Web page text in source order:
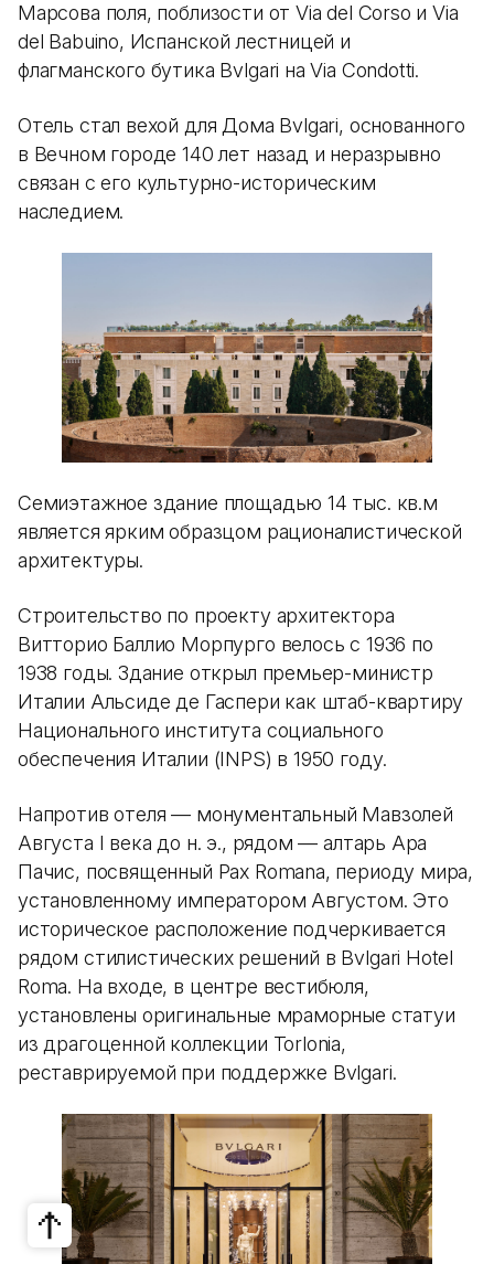
Марсова поля, поблизости от Via del Corso и Via
del Babuino, Испанской лестницей и
флагманского бутика Bvlgari на Via Condotti.
Отель стал вехой для Дома Bvlgari, основанного
в Вечном городе 140 лет назад и неразрывно
связан с его культурно-историческим
наследием.
Семиэтажное здание площадью 14 тыс. кв.м
является ярким образцом рационалистической
архитектуры.
Строительство по проекту архитектора
Витторио Баллио Морпурго велось с 1936 по
1938 годы. Здание открыл премьер-министр
Италии Альсиде де Гаспери как штаб-квартиру
Национального института социального
обеспечения Италии (INPS) в 1950 году.
Напротив отеля — монументальный Мавзолей
Августа I века до н. э., рядом — алтарь Ара
Пачис, посвященный Pax Romana, периоду мира,
установленному императором Августом. Это
историческое расположение подчеркивается
рядом стилистических решений в Bvlgari Hotel
Roma. На входе, в центре вестибюля,
установлены оригинальные мраморные статуи
из драгоценной коллекции Torlonia,
реставрируемой при поддержке Bvlgari.